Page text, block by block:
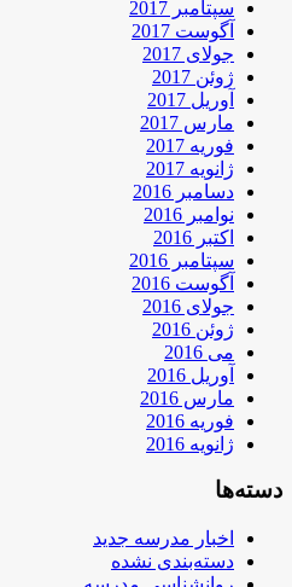
سپتامبر 2017
آگوست 2017
جولای 2017
ژوئن 2017
آوریل 2017
مارس 2017
فوریه 2017
ژانویه 2017
دسامبر 2016
نوامبر 2016
اکتبر 2016
سپتامبر 2016
آگوست 2016
جولای 2016
ژوئن 2016
می 2016
آوریل 2016
مارس 2016
فوریه 2016
ژانویه 2016
دسته‌ها
اخبار مدرسه جدید
دسته‌بندی نشده